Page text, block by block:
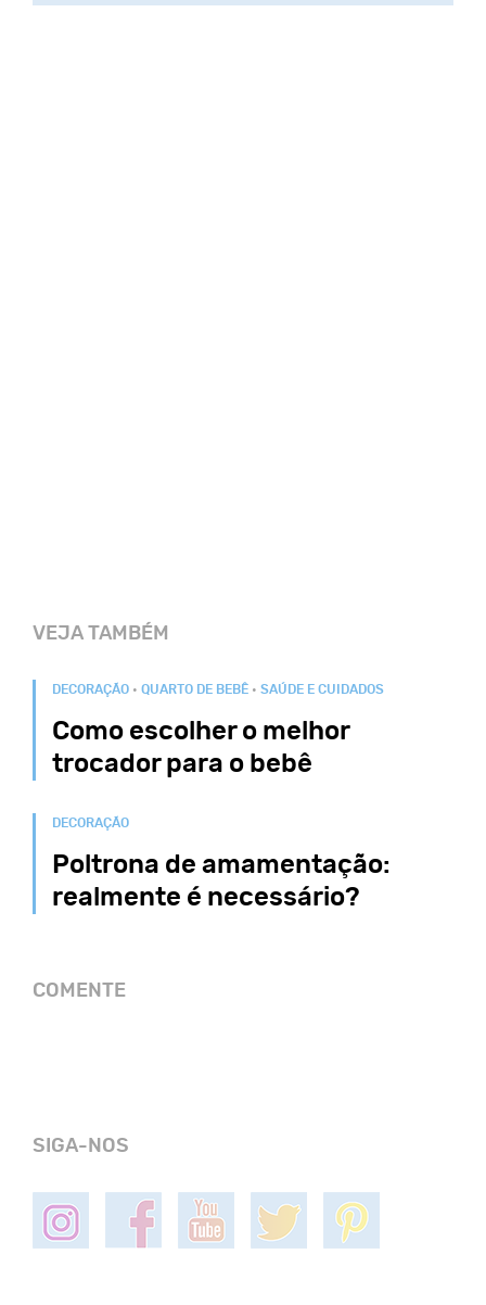
VEJA TAMBÉM
DECORAÇÃO • QUARTO DE BEBÊ • SAÚDE E CUIDADOS
Como escolher o melhor
trocador para o bebê
DECORAÇÃO
Poltrona de amamentação:
realmente é necessário?
COMENTE
SIGA-NOS